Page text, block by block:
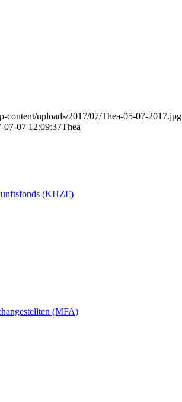
content/uploads/2017/07/Thea-05-07-2017.jpg
07-07 12:09:37Thea
(KHZF)
(MFA)